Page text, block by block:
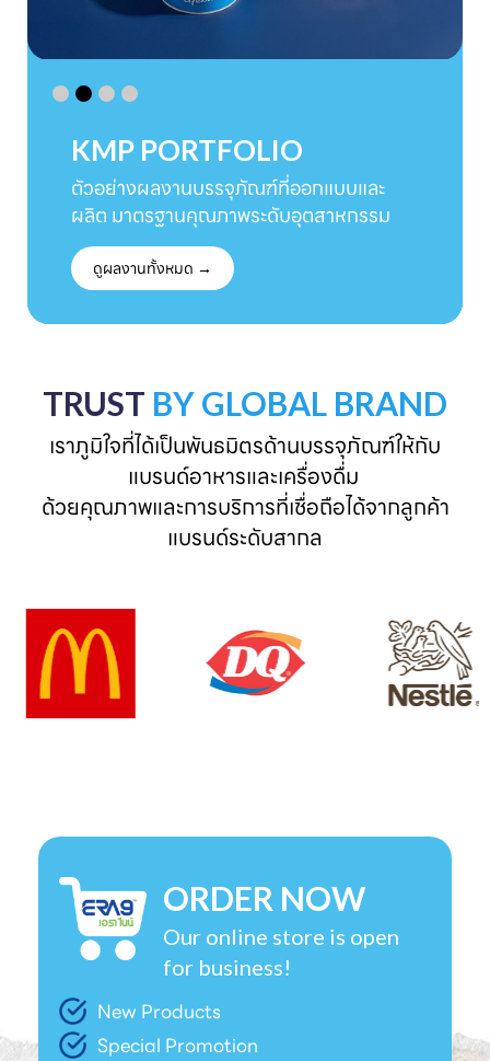
KMP PORTFOLIO
ตัวอย่างผลงานบรรจุภัณฑ์ที่ออกแบบและ
ผลิต มาตรฐานคุณภาพระดับอุตสาหกรรม
ดูผลงานทั้งหมด →
TRUST BY GLOBAL BRAND
เราภูมิใจที่ได้เป็นพันธมิตรด้านบรรจุภัณฑ์ให้กับ
แบรนด์อาหารและเครื่องดื่ม
ด้วยคุณภาพและการบริการที่เชื่อถือได้จากลูกค้า
แบรนด์ระดับสากล
ORDER NOW
Our online store is open
for business!
New Products
Special Promotion